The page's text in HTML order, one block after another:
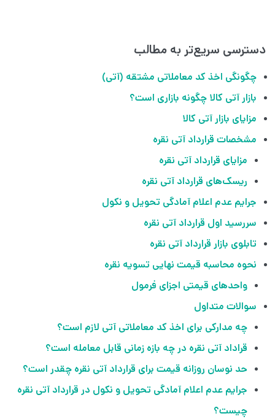
دسترسی سریع‌تر به مطالب
چگونگی اخذ کد معاملاتی مشتقه (آتی)
بازار آتی کالا چگونه بازاری است؟
مزایای بازار آتی کالا
مشخصات قرارداد آتی نقره
مزایای قرارداد آتی نقره
ریسک‌های قرارداد آتی نقره
جرایم عدم اعلام آمادگی تحویل و نکول
سررسید اول قرارداد آتی نقره
تابلوی بازار قرارداد آتی نقره
نحوه محاسبه قیمت نهایی تسویه نقره
واحدهای قیمتی اجزای فرمول
سوالات متداول
چه مدارکی برای اخذ کد معاملاتی آتی لازم است؟
قراداد آتی نقره در چه بازه زمانی قابل معامله است؟
حد نوسان روزانه قیمت برای قرارداد آتی نقره چقدر است؟
جرایم عدم اعلام آمادگی تحویل و نکول در قرارداد آتی نقره
چیست؟